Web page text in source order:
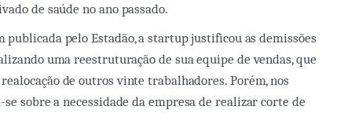
de saúde no ano passado.
publicada pelo Estadão, a startup justificou as demissões
uma reestruturação de sua equipe de vendas, que
de outros vinte trabalhadores. Porém, nos
se sobre a necessidade da empresa de realizar corte de